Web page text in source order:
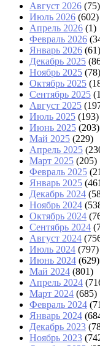
Август 2026 (75)
Июль 2026 (602)
Апрель 2026 (1)
Февраль 2026
Январь 2026 (61)
Декабрь 2025
Ноябрь 2025 (78)
Октябрь 2025
Сентябрь 2025
Август 2025
Июль 2025 (193)
Июнь 2025 (203)
Май 2025 (229)
Апрель 2025
Март 2025 (205)
Февраль 2025
Январь 2025
Декабрь 2024
Ноябрь 2024
Октябрь 2024
Сентябрь 2024
Август 2024
Июль 2024 (797)
Июнь 2024 (629)
Май 2024 (801)
Апрель 2024
Март 2024 (685)
Февраль 2024
Январь 2024
Декабрь 2023
Ноябрь 2023